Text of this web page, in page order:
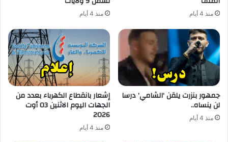
منذ 4 أيام منذ 4 أيام
جمهور بنزرت يلقن ‘الشامي’ درسا
لن ينساه..
منذ 4 أيام
إشعار بانقطاع الكهرباء بعدد من
الجهات اليوم الاثنين 03 أوت
2026
منذ 4 أيام